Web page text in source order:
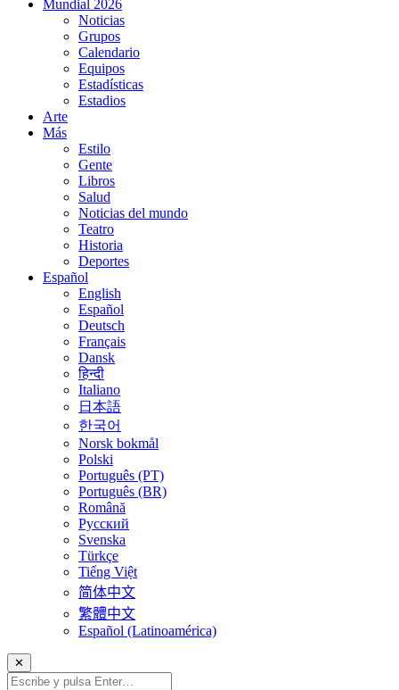
Mundial 2026
Noticias
Grupos
Calendario
Equipos
Estadísticas
Estadios
Arte
Más
Estilo
Gente
Libros
Salud
Noticias del mundo
Teatro
Historia
Deportes
Español
English
Español
Deutsch
Français
Dansk
हिन्दी
Italiano
日本語
한국어
Norsk bokmål
Polski
Português (PT)
Português (BR)
Română
Русский
Svenska
Türkçe
Tiếng Việt
简体中文
繁體中文
Español (Latinoamérica)
✕